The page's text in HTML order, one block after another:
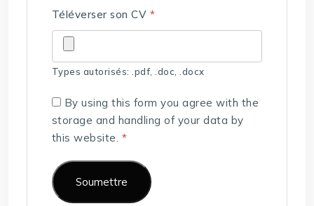
Téléverser son CV *
Types autorisés: .pdf, .doc, .docx
By using this form you agree with the
storage and handling of your data by
this website. *